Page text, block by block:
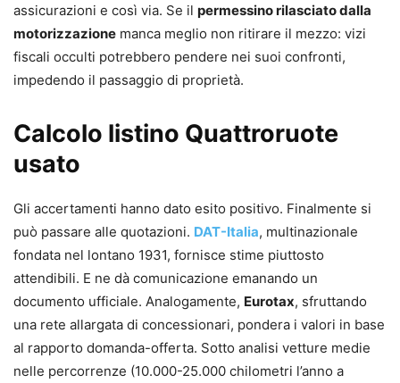
assicurazioni e così via. Se il permessino rilasciato dalla
motorizzazione manca meglio non ritirare il mezzo: vizi
fiscali occulti potrebbero pendere nei suoi confronti,
impedendo il passaggio di proprietà.
Calcolo listino Quattroruote
usato
Gli accertamenti hanno dato esito positivo. Finalmente si
può passare alle quotazioni. DAT-Italia, multinazionale
fondata nel lontano 1931, fornisce stime piuttosto
attendibili. E ne dà comunicazione emanando un
documento ufficiale. Analogamente, Eurotax, sfruttando
una rete allargata di concessionari, pondera i valori in base
al rapporto domanda-offerta. Sotto analisi vetture medie
nelle percorrenze (10.000-25.000 chilometri l’anno a